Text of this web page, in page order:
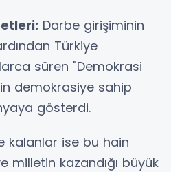
Darbe girişiminin
Türkiye
süren "Demokrasi
demokrasiye sahip
gösterdi.
kalanlar ise bu hain
milletin kazandığı büyük